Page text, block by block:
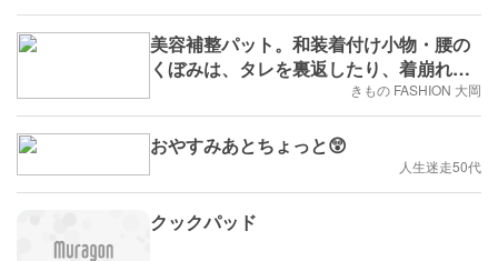
美容補整パット。和装着付け小物・腰の
くぼみは、タレを裏返したり、着崩れの
原因になります。補整パットで着付け姿
がスッキリとします。
きもの FASHION 大岡
おやすみあとちょっと😲
人生迷走50代
クックパッド